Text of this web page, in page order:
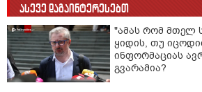
ასევე დაგაინტერესებთ
"ამას რომ მთელ
ყიდის, თუ
ინფორმაციას
გვარამია?